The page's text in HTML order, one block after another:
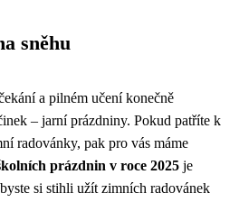
sněhu
a pilném učení konečně
– jarní prázdniny. Pokud patříte k
radovánky, pak pro vás máme
prázdnin v roce 2025 je
si stihli užít zimních radovánek